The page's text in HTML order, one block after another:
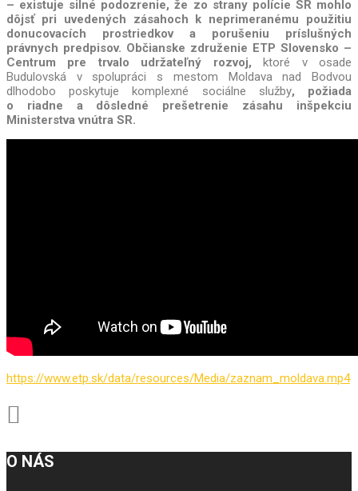
– existuje silné podozrenie, že zo strany polície SR mohlo
dôjsť pri uvedených zásahoch k neprimeranému použitiu
donucovacích prostriedkov a porušeniu príslušných
právnych predpisov. Občianske združenie ETP Slovensko –
Centrum pre trvalo udržateľný rozvoj,ktoré v osade
Budulovská v spolupráci s mestom Moldava nad Bodvou
dlhodobo poskytuje komplexné sociálne služby, požiada
o riadne a dôsledné prešetrenie zásahu inšpekciu
Ministerstva vnútra SR.
https://www.etp.sk/data/resources/Media/zaznam_moldava.mp4
O NÁS